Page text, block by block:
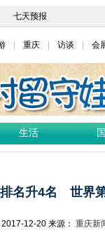
重庆 访谈 会
生活
名升4名 世界
2017-12-20 来源： 重庆新